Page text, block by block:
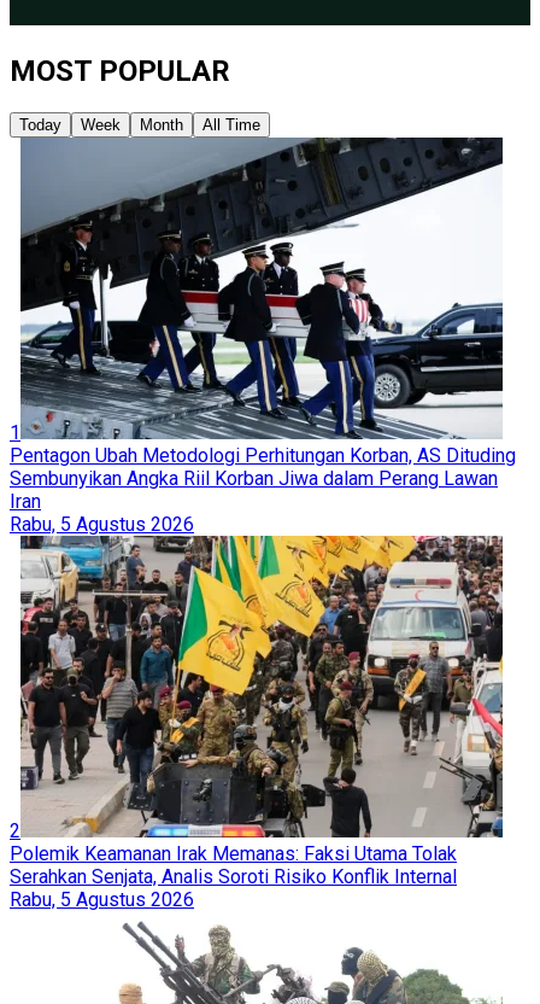
MOST POPULAR
Today Week Month All Time
1
Pentagon Ubah Metodologi Perhitungan Korban, AS Dituding
Sembunyikan Angka Riil Korban Jiwa dalam Perang Lawan
Iran
Rabu, 5 Agustus 2026
2
Polemik Keamanan Irak Memanas: Faksi Utama Tolak
Serahkan Senjata, Analis Soroti Risiko Konflik Internal
Rabu, 5 Agustus 2026